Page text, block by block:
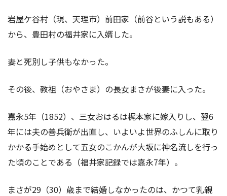
岩屋ケ谷村（現、天理市）前田家（前谷という説もある）
から、豊田村の福井家に入婿した。
妻と死別し子供もなかった。
その後、教祖（おやさま）の長女まさが後妻に入った。
嘉永5年（1852）、三女おはるは梶本家に嫁入りし、翌6
年には夫の善兵衛が出直し、いよいよ世界のふしんに取り
かかる手始めとして五女のこかんが大坂に神名流しを行っ
た頃のことである（福井家記録では嘉永7年）。
まさが29（30）歳まで結婚しなかったのは、かつて乳親